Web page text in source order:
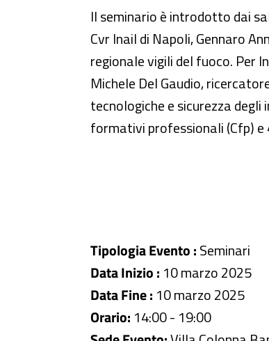
Il seminario è introdotto dai
Cvr Inail di Napoli, Gennaro
regionale vigili del fuoco. Per
Michele Del Gaudio,
tecnologiche e sicurezza
formativi professionali (Cfp) e
Tipologia Evento :Seminari
Data Inizio : 10 marzo 2025
Data Fine : 10 marzo 2025
Orario: 14:00 - 19:00